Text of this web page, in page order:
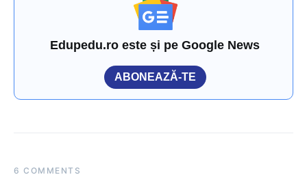
Edupedu.ro este și pe Google News
ABONEAZĂ-TE
6 COMMENTS